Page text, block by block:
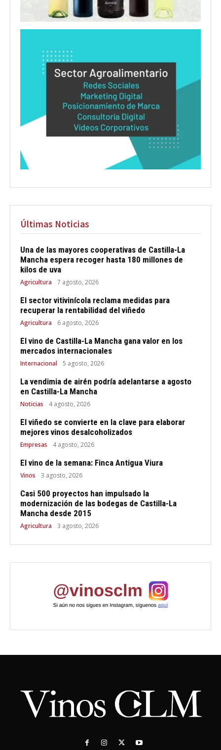
Últimas Noticias
Una de las mayores cooperativas de Castilla-La
Mancha espera recoger hasta 180 millones de
kilos de uva
Agricultura 7 agosto, 2026
El sector vitivinícola reclama medidas para
recuperar la rentabilidad del viñedo
Agricultura 6 agosto, 2026
El vino de Castilla-La Mancha gana valor en los
mercados internacionales
Internacional 5 agosto, 2026
La vendimia de airén podría adelantarse a agosto
en Castilla-La Mancha
Noticias 4 agosto, 2026
El viñedo se convierte en la clave para elaborar
mejores vinos desalcoholizados
Empresas 4 agosto, 2026
El vino de la semana: Finca Antigua Viura
Vinos 3 agosto, 2026
Casi 500 proyectos han impulsado la
modernización de las bodegas de Castilla-La
Mancha desde 2015
Agricultura 3 agosto, 2026